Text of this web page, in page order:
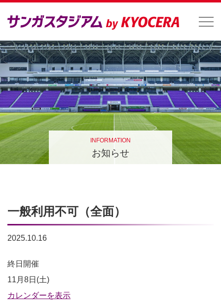
INFORMATION
お知らせ
一般利用不可（全面）
2025.10.16
一
般
利
終日開催
11月8日(土)
カレンダーを表示